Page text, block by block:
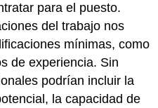
para el puesto.
del trabajo nos
mínimas, como
de experiencia. Sin
podrían incluir la
la capacidad de